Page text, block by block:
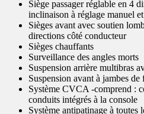
Siège passager réglable en 4
inclinaison à réglage manuel
Sièges avant avec soutien
directions côté conducteur
Sièges chauffants
Surveillance des angles morts
Suspension arrière multibras
Suspension avant à jambes
Système CVCA -comprend :
conduits intégrés à la console
Système antipatinage à toutes